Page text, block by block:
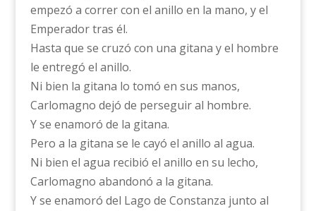
empezó a correr con el anillo en la mano, y el
Emperador tras él.
Hasta que se cruzó con una gitana y el hombre
le entregó el anillo.
Ni bien la gitana lo tomó en sus manos,
Carlomagno dejó de perseguir al hombre.
Y se enamoró de la gitana.
Pero a la gitana se le cayó el anillo al agua.
Ni bien el agua recibió el anillo en su lecho,
Carlomagno abandonó a la gitana.
Y se enamoró del Lago de Constanza junto al